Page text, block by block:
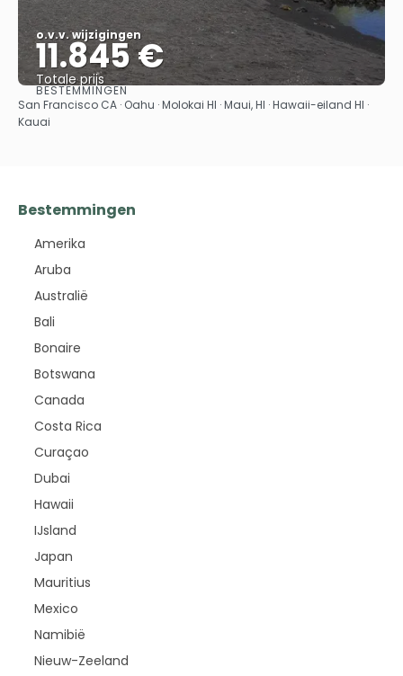
o.v.v. wijzigingen
11.845 €
Totale prijs
Bekijk
BESTEMMINGEN
San Francisco CA · Oahu · Molokai HI · Maui, HI · Hawaii-eiland HI ·
Kauai
Bestemmingen
Amerika
Aruba
Australië
Bali
Bonaire
Botswana
Canada
Costa Rica
Curaçao
Dubai
Hawaii
IJsland
Japan
Mauritius
Mexico
Namibië
Nieuw-Zeeland